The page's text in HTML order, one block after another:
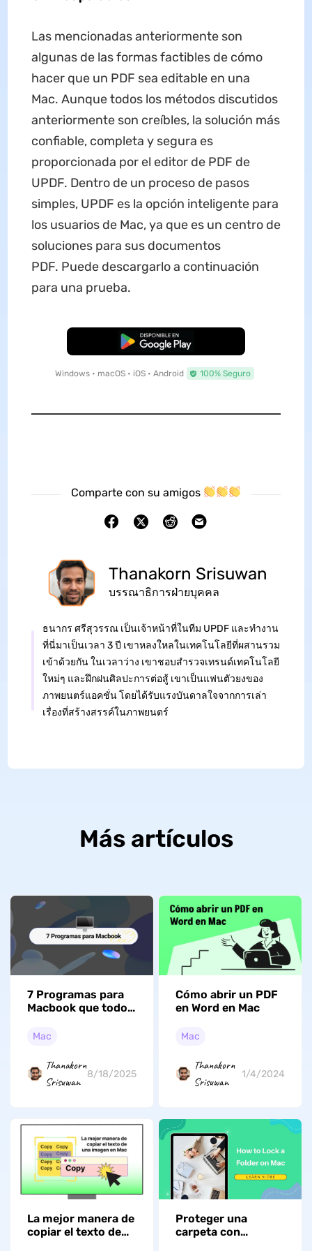
Las mencionadas anteriormente son
algunas de las formas factibles de cómo
hacer que un PDF sea editable en una
Mac. Aunque todos los métodos discutidos
anteriormente son creíbles, la solución más
confiable, completa y segura es
proporcionada por el editor de PDF de
UPDF. Dentro de un proceso de pasos
simples, UPDF es la opción inteligente para
los usuarios de Mac, ya que es un centro de
soluciones para sus documentos
PDF. Puede descargarlo a continuación
para una prueba.
Descarga Gratuita
Windows • macOS • iOS • Android 100% Seguro
Comparte con su amigos
Thanakorn Srisuwan
บรรณาธิการฝ่ายบุคคล
ธนากร ศรีสุวรรณ เป็นเจ้าหน้าที่ในทีม UPDF และทำงาน
ที่นี่มาเป็นเวลา 3 ปี เขาหลงใหลในเทคโนโลยีที่ผสานรวม
เข้าด้วยกัน ในเวลาว่าง เขาชอบสำรวจเทรนด์เทคโนโลยี
ใหม่ๆ และฝึกฝนศิลปะการต่อสู้ เขาเป็นแฟนตัวยงของ
ภาพยนตร์แอคชั่น โดยได้รับแรงบันดาลใจจากการเล่า
เรื่องที่สร้างสรรค์ในภาพยนตร์
Más artículos
7 Programas para
Macbook que todo
debería descargar
macOS Tahoe)
Mac
Thanakorn
Srisuwan
8/18/2025
Cómo abrir un PDF
en Word en Mac
Mac
Thanakorn
Srisuwan
1/4/2024
La mejor manera de
copiar el texto de
Proteger una
carpeta con